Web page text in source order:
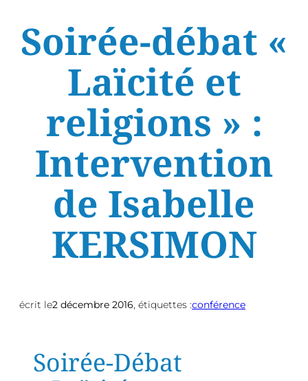
Soirée-débat «
Laïcité et
religions » :
Intervention
de Isabelle
KERSIMON
écrit le2 décembre 2016, étiquettes :conférence
Soirée-Débat